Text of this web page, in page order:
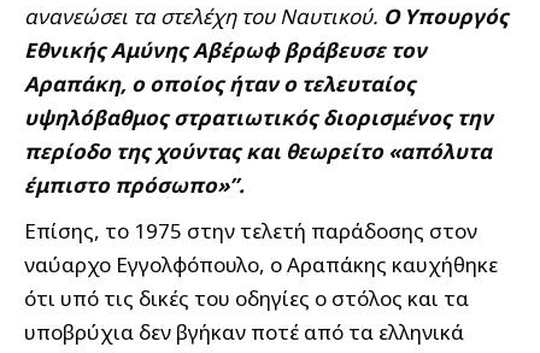
ανανεώσει τα στελέχη του Ναυτικού. Ο Υπουργός
Εθνικής Αμύνης Αβέρωφ βράβευσε τον
Αραπάκη, ο οποίος ήταν ο τελευταίος
υψηλόβαθμος στρατιωτικός διορισμένος την
περίοδο της χούντας και θεωρείτο «απόλυτα
έμπιστο πρόσωπο»”.
Επίσης, το 1975 στην τελετή παράδοσης στον
ναύαρχο Εγγολφόπουλο, ο Αραπάκης καυχήθηκε
ότι υπό τις δικές του οδηγίες ο στόλος και τα
υποβρύχια δεν βγήκαν ποτέ από τα ελληνικά